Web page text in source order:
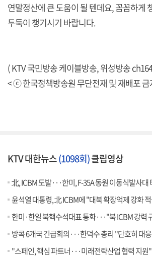
연말정산에 큰 도움이 될 텐데요, 꼼꼼하게
두둑이 챙기시기 바랍니다.
( KTV 국민방송 케이블방송, 위성방송
< ⓒ 한국정책방송원 무단전재 및 재배포 금
KTV 대한뉴스(1098회)클립영상
北, ICBM 도발···한미, F-35A 동원 이동식발사대
윤석열 대통령, 北 ICBM에 "대북 확장억제 강화
한미·한일 북핵수석대표 통화···"북 ICBM 강력
방콕 6개국 긴급회의···한덕수 총리 "단호히 대
"스페인, 핵심 파트너···미래전략산업 협력 지원"